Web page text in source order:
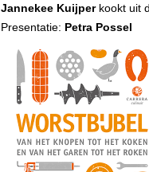
Jannekee Kuijperkookt uit
Presentatie: Petra Possel